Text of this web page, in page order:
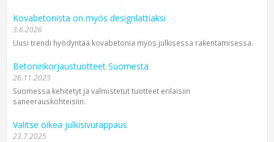
Kovabetonista on myös designlattiaksi
3.6.2026
Uusi trendi hyödyntää kovabetonia myös julkisessa rakentamisessa.
Betoninkorjaustuotteet Suomesta
26.11.2025
Suomessa kehitetyt ja valmistetut tuotteet erilaisiin
saneerauskohteisiin.
Valitse oikea julkisivurappaus
23.7.2025